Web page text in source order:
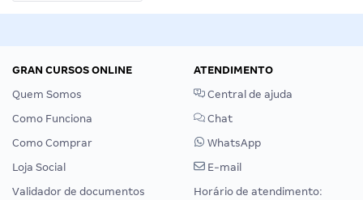
GRAN CURSOS ONLINE
Quem Somos
Como Funciona
Como Comprar
Loja Social
Validador de documentos
ATENDIMENTO
Central de ajuda
Chat
WhatsApp
E-mail
Horário de atendimento: